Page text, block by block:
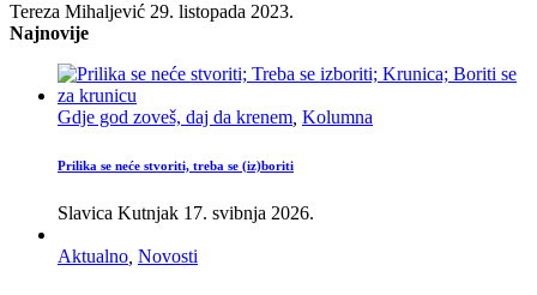
Tereza Mihaljević 29. listopada 2023.
Najnovije
Gdje god zoveš, daj da krenem Kolumna
Prilika se neće stvoriti, treba se (iz)boriti
Slavica Kutnjak 17. svibnja 2026.
Aktualno Novosti